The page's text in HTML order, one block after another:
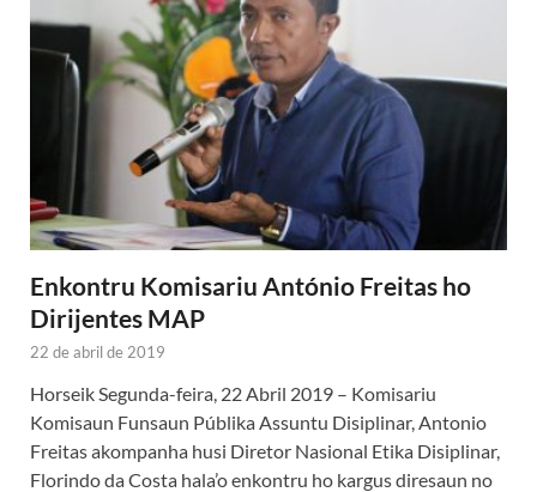
Enkontru Komisariu António Freitas ho
Dirijentes MAP
22 de abril de 2019
Horseik Segunda-feira, 22 Abril 2019 – Komisariu
Komisaun Funsaun Públika Assuntu Disiplinar, Antonio
Freitas akompanha husi Diretor Nasional Etika Disiplinar,
Florindo da Costa hala’o enkontru ho kargus diresaun no